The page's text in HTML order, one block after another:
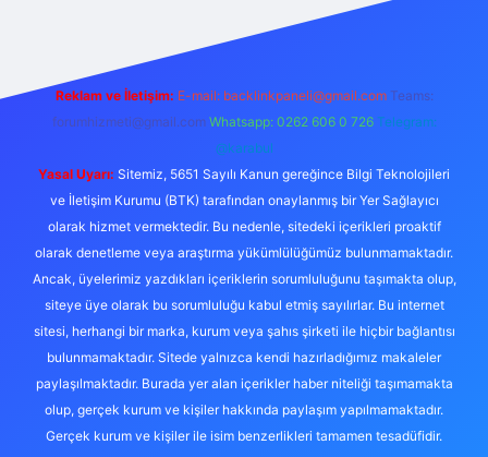
Reklam ve İletişim: E-mail: backlinkpaneli@gmail.com Teams:
forumhizmeti@gmail.com Whatsapp: 0262 606 0 726 Telegram:
@karabul
Yasal Uyarı: Sitemiz, 5651 Sayılı Kanun gereğince Bilgi Teknolojileri
ve İletişim Kurumu (BTK) tarafından onaylanmış bir Yer Sağlayıcı
olarak hizmet vermektedir. Bu nedenle, sitedeki içerikleri proaktif
olarak denetleme veya araştırma yükümlülüğümüz bulunmamaktadır.
Ancak, üyelerimiz yazdıkları içeriklerin sorumluluğunu taşımakta olup,
siteye üye olarak bu sorumluluğu kabul etmiş sayılırlar. Bu internet
sitesi, herhangi bir marka, kurum veya şahıs şirketi ile hiçbir bağlantısı
bulunmamaktadır. Sitede yalnızca kendi hazırladığımız makaleler
paylaşılmaktadır. Burada yer alan içerikler haber niteliği taşımamakta
olup, gerçek kurum ve kişiler hakkında paylaşım yapılmamaktadır.
Gerçek kurum ve kişiler ile isim benzerlikleri tamamen tesadüfidir.